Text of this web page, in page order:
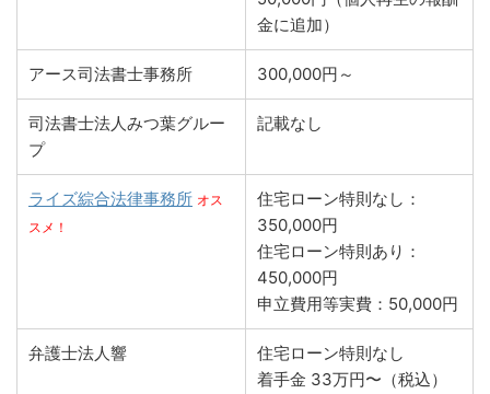
金に追加）
アース司法書士事務所 300,000円～
司法書士法人みつ葉グルー
プ
記載なし
ライズ綜合法律事務所 オス
スメ！
住宅ローン特則なし：
350,000円
住宅ローン特則あり：
450,000円
申立費用等実費：50,000円
弁護士法人響
住宅ローン特則なし
着手金 33万円〜（税込）